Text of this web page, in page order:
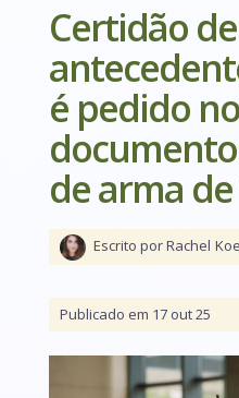
Certidão de
é pedido
de arma
Escrito por Rachel
Publicado em 17 out 25